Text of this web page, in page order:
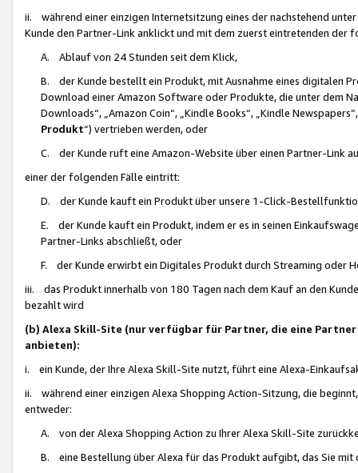
ii. während einer einzigen Internetsitzung eines der nachstehend
Kunde den Partner-Link anklickt und mit dem zuerst eintretenden der
A. Ablauf von 24 Stunden seit dem Klick,
B. der Kunde bestellt ein Produkt, mit Ausnahme eines digitalen
Download einer Amazon Software oder Produkte, die unter dem
Downloads“, „Amazon Coin“, „Kindle Books“, „Kindle
Produkt“) vertrieben werden, oder
C. der Kunde ruft eine Amazon-Website über einen Partner-Link
einer der folgenden Fälle eintritt:
D. der Kunde kauft ein Produkt über unsere 1-Click-
E. der Kunde kauft ein Produkt, indem er es in seinen
Partner-Links abschließt, oder
F. der Kunde erwirbt ein Digitales Produkt durch Streaming oder
iii. das Produkt innerhalb von 180 Tagen nach dem Kauf an den
bezahlt wird
(b) Alexa Skill-Site (nur verfügbar für Partner, die eine
anbieten):
i. ein Kunde, der Ihre Alexa Skill-Site nutzt, führt eine Alexa-
ii. während einer einzigen Alexa Shopping Action-Sitzung, die
entweder:
A. von der Alexa Shopping Action zu Ihrer Alexa Skill-Site
B. eine Bestellung über Alexa für das Produkt aufgibt, das Sie mit